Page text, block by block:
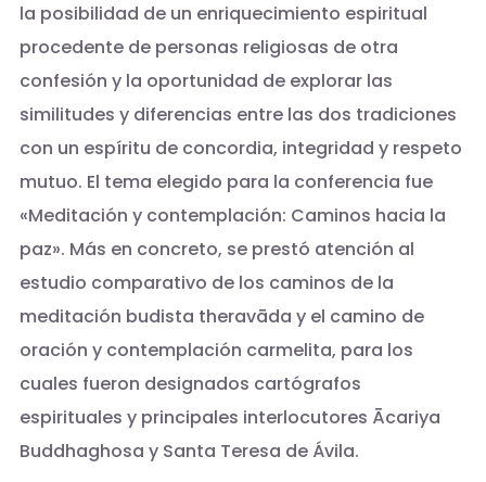
la posibilidad de un enriquecimiento espiritual
procedente de personas religiosas de otra
confesión y la oportunidad de explorar las
similitudes y diferencias entre las dos tradiciones
con un espíritu de concordia, integridad y respeto
mutuo. El tema elegido para la conferencia fue
«Meditación y contemplación: Caminos hacia la
paz». Más en concreto, se prestó atención al
estudio comparativo de los caminos de la
meditación budista theravāda y el camino de
oración y contemplación carmelita, para los
cuales fueron designados cartógrafos
espirituales y principales interlocutores Ācariya
Buddhaghosa y Santa Teresa de Ávila.